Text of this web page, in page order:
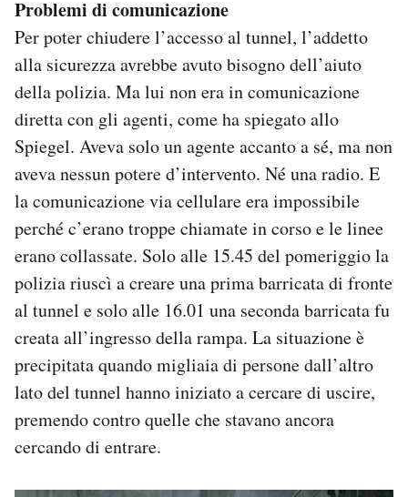
Problemi di comunicazione
Per poter chiudere l’accesso al tunnel, l’addetto
alla sicurezza avrebbe avuto bisogno dell’aiuto
della polizia. Ma lui non era in comunicazione
diretta con gli agenti, come ha spiegato allo
Spiegel. Aveva solo un agente accanto a sé, ma non
aveva nessun potere d’intervento. Né una radio. E
la comunicazione via cellulare era impossibile
perché c’erano troppe chiamate in corso e le linee
erano collassate. Solo alle 15.45 del pomeriggio la
polizia riuscì a creare una prima barricata di fronte
al tunnel e solo alle 16.01 una seconda barricata fu
creata all’ingresso della rampa. La situazione è
precipitata quando migliaia di persone dall’altro
lato del tunnel hanno iniziato a cercare di uscire,
premendo contro quelle che stavano ancora
cercando di entrare.